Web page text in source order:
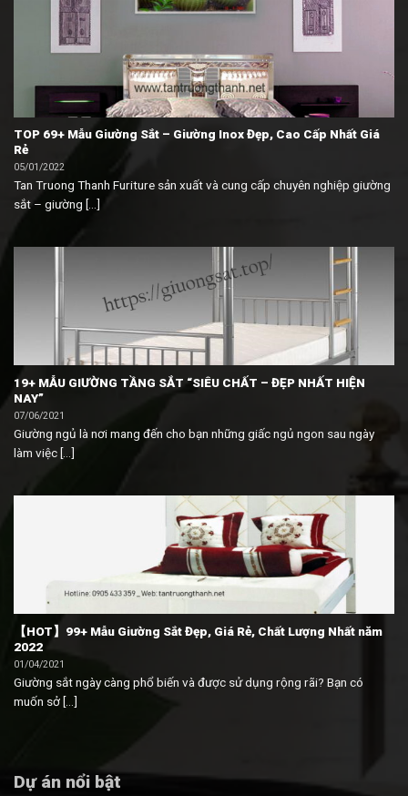
TOP 69+ Mẫu Giường Sắt – Giường Inox Đẹp, Cao Cấp Nhất Giá
Rẻ
05/01/2022
Tan Truong Thanh Furiture sản xuất và cung cấp chuyên nghiệp giường
sắt – giường [...]
19+ MẪU GIƯỜNG TẦNG SẮT “SIÊU CHẤT – ĐẸP NHẤT HIỆN
NAY”
07/06/2021
Giường ngủ là nơi mang đến cho bạn những giấc ngủ ngon sau ngày
làm việc [...]
【HOT】99+ Mẫu Giường Sắt Đẹp, Giá Rẻ, Chất Lượng Nhất năm
2022
01/04/2021
Giường sắt ngày càng phổ biến và được sử dụng rộng rãi? Bạn có
muốn sở [...]
Dự án nổi bật